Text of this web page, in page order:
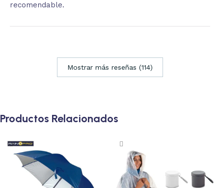
recomendable.
Mostrar más reseñas (114)
Productos Relacionados